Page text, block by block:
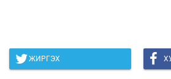
ЖИРГЭХ